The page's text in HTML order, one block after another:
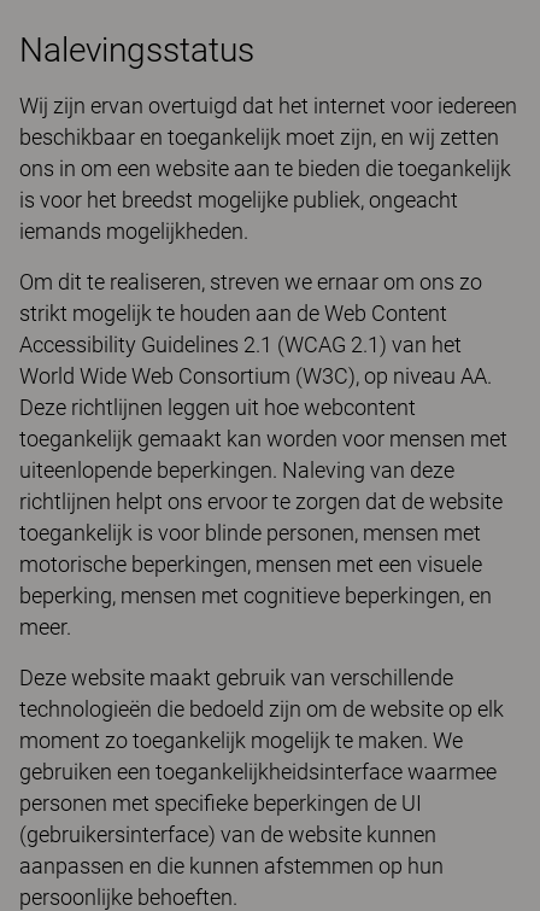
Nalevingsstatus
Wij zijn ervan overtuigd dat het internet voor iedereen
beschikbaar en toegankelijk moet zijn, en wij zetten
ons in om een website aan te bieden die toegankelijk
is voor het breedst mogelijke publiek, ongeacht
iemands mogelijkheden.
Om dit te realiseren, streven we ernaar om ons zo
strikt mogelijk te houden aan de Web Content
Accessibility Guidelines 2.1 (WCAG 2.1) van het
World Wide Web Consortium (W3C), op niveau AA.
Deze richtlijnen leggen uit hoe webcontent
toegankelijk gemaakt kan worden voor mensen met
uiteenlopende beperkingen. Naleving van deze
richtlijnen helpt ons ervoor te zorgen dat de website
toegankelijk is voor blinde personen, mensen met
motorische beperkingen, mensen met een visuele
beperking, mensen met cognitieve beperkingen, en
meer.
Deze website maakt gebruik van verschillende
technologieën die bedoeld zijn om de website op elk
moment zo toegankelijk mogelijk te maken. We
gebruiken een toegankelijkheidsinterface waarmee
personen met specifieke beperkingen de UI
(gebruikersinterface) van de website kunnen
aanpassen en die kunnen afstemmen op hun
persoonlijke behoeften.